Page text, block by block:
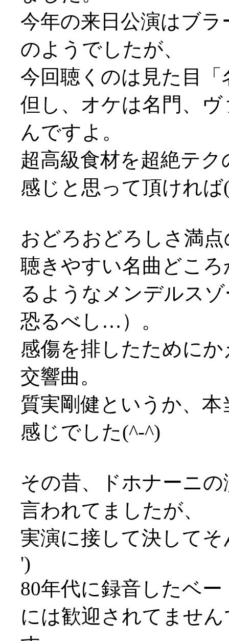
今年の来日公演はブ
のようでしたが、
今回聴くのは見た目
但し、オケは名門、
んですよ。
超高級食材を超絶テ
感じと思って頂ければ
おどろおどろしさ満
聴きやすい名曲どこ
るようなメンデルス
恐るべし…）。
感傷を排したために
交響曲。
質実剛健というか、
感じでした(^-^)
その昔、ドホナーニ
言われてましたが、
実演に接して決して
')
80年代に録音したベ
には歓迎されてませ